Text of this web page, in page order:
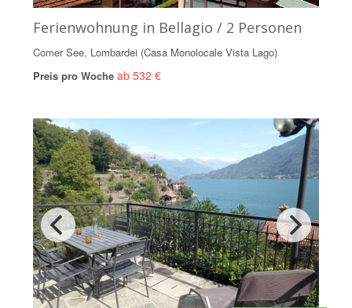
Ferienwohnung in Bellagio / 2 Personen
Comer See, Lombardei (Casa Monolocale Vista Lago)
Preis pro Woche ab 532 €